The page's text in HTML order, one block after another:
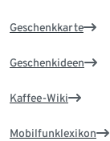
Geschenkkarte
Geschenkideen
Kaffee-Wiki
Mobilfunklexikon